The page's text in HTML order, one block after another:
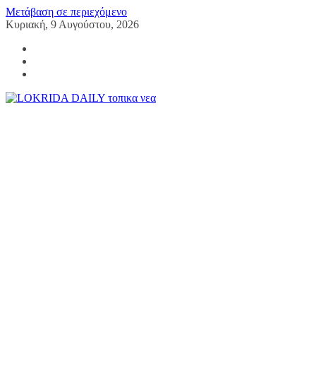
Μετάβαση σε περιεχόμενο
Κυριακή, 9 Αυγούστου, 2026